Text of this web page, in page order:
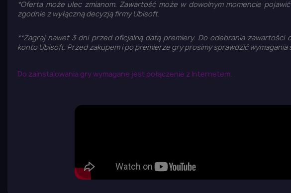
*Oferta może ulec zmianom. Zawartość może w dowolnym momencie
zgodnie z wyłączną decyzją firmy Ubisoft.
**Zagraj nawet 3 dni przed oficjalną datą premiery. Do odebrania
konto Ubisoft. Przed zakupem i po premierze gry prosimy sprawdzić
Do zainstalowania gry wymagane jest połączenie z Internetem.